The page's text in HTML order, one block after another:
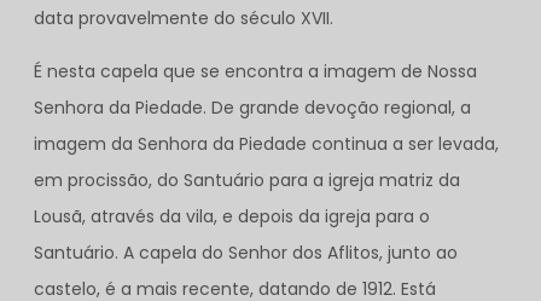
data provavelmente do século XVII.
É nesta capela que se encontra a imagem de Nossa
Senhora da Piedade. De grande devoção regional, a
imagem da Senhora da Piedade continua a ser levada,
em procissão, do Santuário para a igreja matriz da
Lousã, através da vila, e depois da igreja para o
Santuário. A capela do Senhor dos Aflitos, junto ao
castelo, é a mais recente, datando de 1912. Está